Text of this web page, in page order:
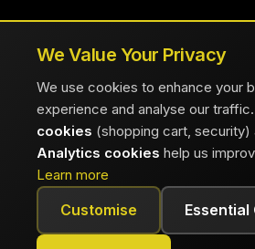
Inzichten
Contact
Vacatures
Veelgestelde vragen
We Value Your Privacy
We use cookies to enhance your
experience and analyse our traffic.
cookies (shopping cart, security)
Analytics cookies help us
Learn more
Customise Essential